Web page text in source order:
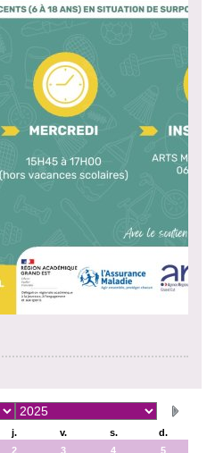
j. v. s.
d.
2 3 4 5